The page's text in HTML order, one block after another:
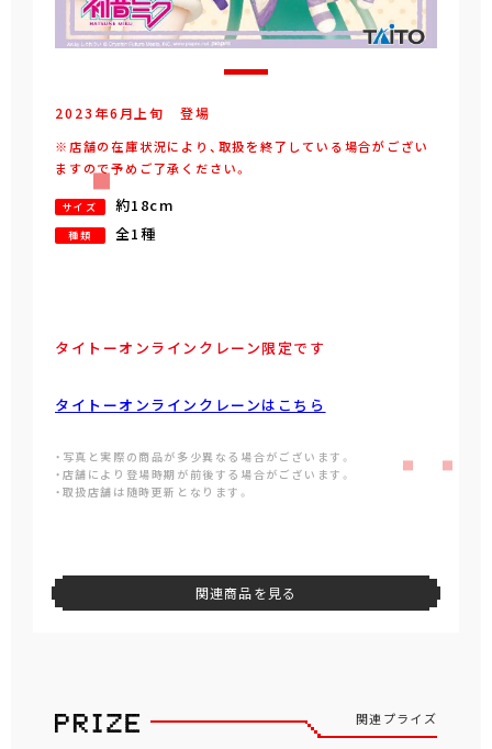
2023年6 月 上旬 登場
※店舗の在庫状況により、取扱を終了している場合がござい
ますので予めご了承ください。
サイズ 約18cm
種類 全1種
タイトーオンラインクレーン限定です
タイトーオンラインクレーンはこちら
・写真と実際の商品が多少異なる場合がございます。
・店舗により登場時期が前後する場合がございます。
・取扱店舗は随時更新となります。
関連商品を見る
関連プライズ